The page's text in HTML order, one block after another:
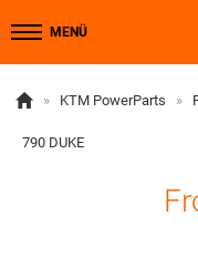
MENÜ
 » KTM PowerParts »
790 DUKE